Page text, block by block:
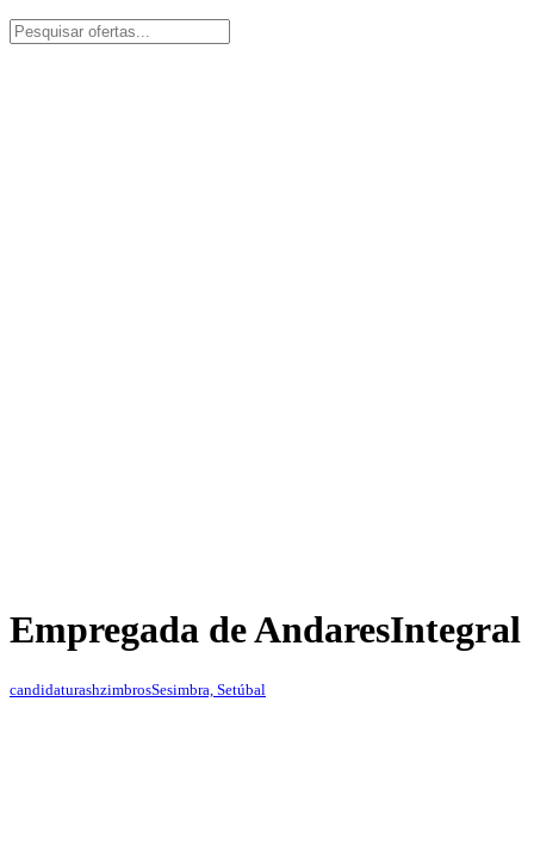
Empregada de AndaresIntegral
candidaturashzimbrosSesimbra, Setúbal